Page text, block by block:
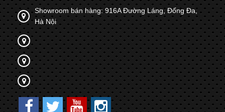
Showroom bán hàng: 916A Đường Láng, Đống Đa,
Hà Nội